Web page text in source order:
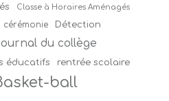
Classe à Horaires Aménagés
cérémonie Détection
du collège
éducatifs rentrée scolaire
ball